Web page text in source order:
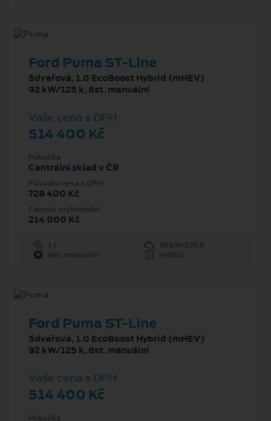
Ford Puma ST-Line
5dveřová, 1.0 EcoBoost Hybrid (mHEV)
92 kW/125 k, 6st. manuální
Vaše cena s DPH
514 400 Kč
Pobočka
Centrální sklad v ČR
Původní cena s DPH
728 400 Kč
Cenové zvýhodnění
214 000 Kč
1 l
92 kW/125 k
6st. manuální
Hybrid
Ford Puma ST-Line
5dveřová, 1.0 EcoBoost Hybrid (mHEV)
92 kW/125 k, 6st. manuální
Vaše cena s DPH
514 400 Kč
Pobočka